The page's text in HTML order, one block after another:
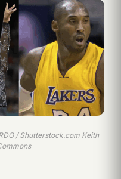
/ Shutterstock.com Keith